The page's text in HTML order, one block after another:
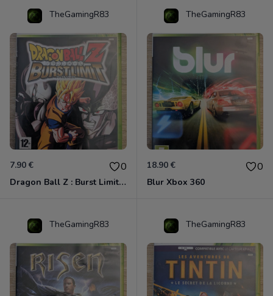
TheGamingR83
7.90 € 0
Dragon Ball Z : Burst Limit Xbox 360
TheGamingR83
18.90 € 0
Blur Xbox 360
TheGamingR83 TheGamingR83